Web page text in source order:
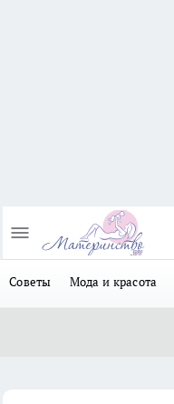
Советы Мода и красота